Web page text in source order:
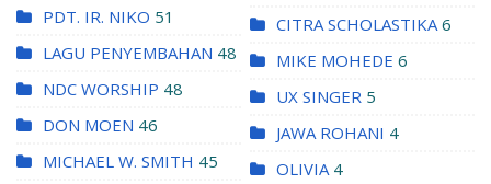
PDT. IR. NIKO 51
LAGU PENYEMBAHAN 48
NDC WORSHIP 48
DON MOEN 46
MICHAEL W. SMITH 45
CITRA SCHOLASTIKA 6
MIKE MOHEDE 6
UX SINGER 5
JAWA ROHANI 4
OLIVIA 4